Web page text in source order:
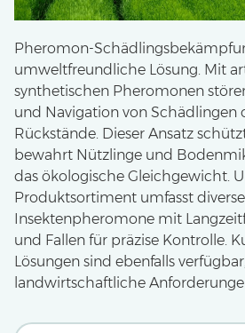
Pheromon-
umweltfreundliche Lösung. Mit
synthetischen Pheromonen
und Navigation von Schädlingen
Rückstände. Dieser Ansatz
bewahrt Nützlinge und
das ökologische Gleichgewicht.
Produktsortiment umfasst diverse
Insektenpheromone mit
und Fallen für präzise Kontrolle.
Lösungen sind ebenfalls
landwirtschaftliche